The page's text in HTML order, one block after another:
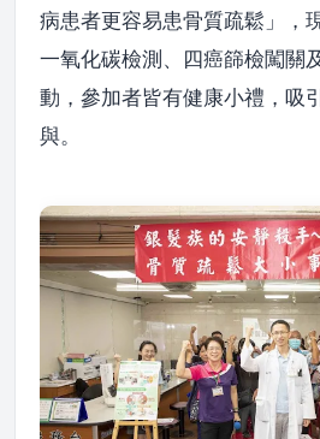
病患者更容易患骨質疏鬆」，
一氧化碳檢測、四癌篩檢闖關
動，參加者皆有健康小禮，吸
與。